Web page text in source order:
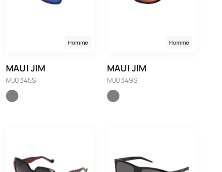
Homme
MAUI JIM
MJ0345S
Homme
MAUI JIM
MJ0349S